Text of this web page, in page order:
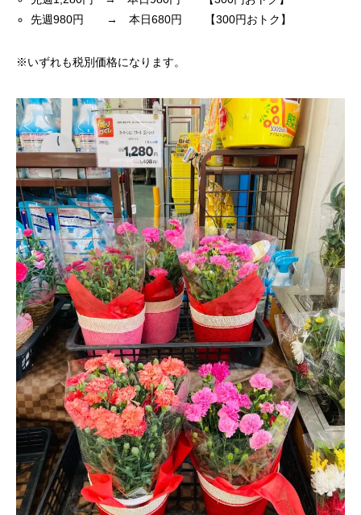
先週980円 → 本日680円 【300円おトク】
※いずれも税別価格になります。